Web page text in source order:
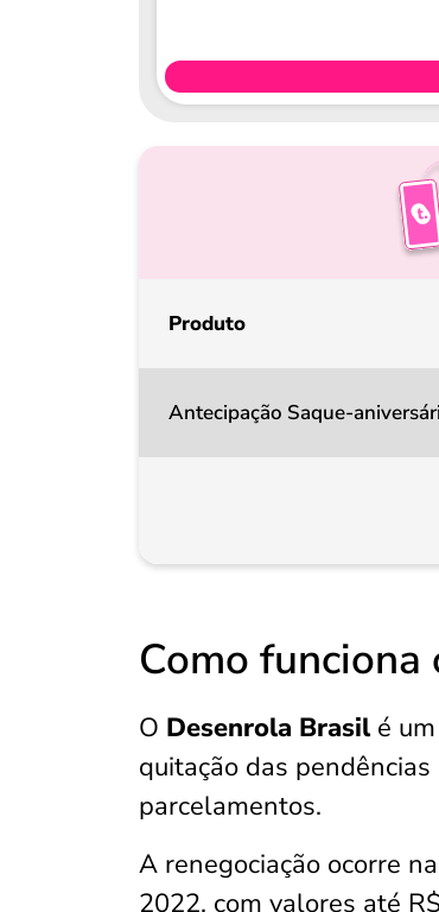
Produto
Antecipação Saque-
Como
O Desenrola Brasil é
quitação das
parcelamentos.
A renegociação ocorre na
2022, com valores até